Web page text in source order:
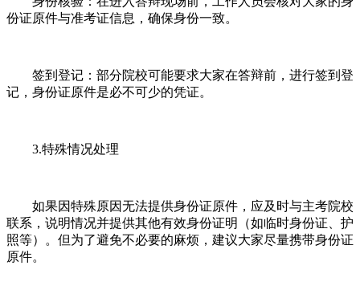
份证原件与准考证信息，确保身份一致。
签到登记：部分院校可能要求大家在答辩前，进行签到登
记，身份证原件是必不可少的凭证。
3.特殊情况处理
如果因特殊原因无法提供身份证原件，应及时与主考院校
联系，说明情况并提供其他有效身份证明（如临时身份证、护
照等）。但为了避免不必要的麻烦，建议大家尽量携带身份证
原件。